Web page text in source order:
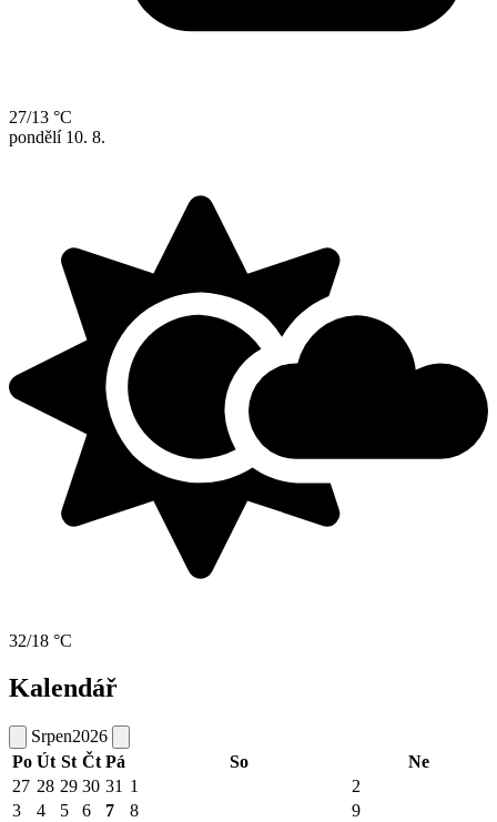
27/13 °C
pondělí 10. 8.
32/18 °C
Kalendář
Srpen2026
Po Út St Čt Pá So
Ne
27 28 29 30 31 1
2
3
4 5 6 7 8 9